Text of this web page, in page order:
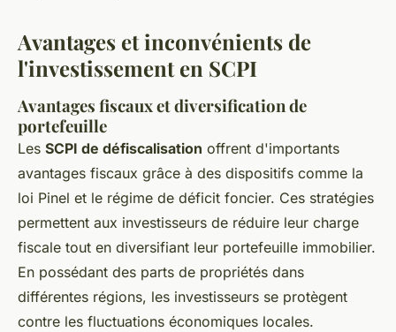
Avantages et inconvénients de
l'investissement en SCPI
Avantages fiscaux et diversification de
portefeuille
Les SCPI de défiscalisation offrent d'importants
avantages fiscaux grâce à des dispositifs comme la
loi Pinel et le régime de déficit foncier. Ces stratégies
permettent aux investisseurs de réduire leur charge
fiscale tout en diversifiant leur portefeuille immobilier.
En possédant des parts de propriétés dans
différentes régions, les investisseurs se protègent
contre les fluctuations économiques locales.